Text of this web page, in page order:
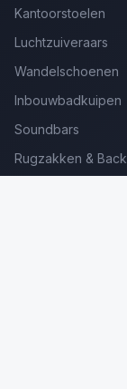
Kantoorstoelen
Luchtzuiveraars
Wandelschoenen
Inbouwbadkuipen
Soundbars
Rugzakken &